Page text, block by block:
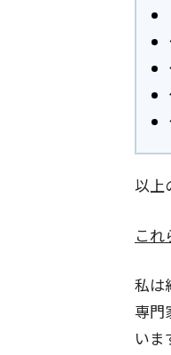
以上
これ
私は
専門
いま